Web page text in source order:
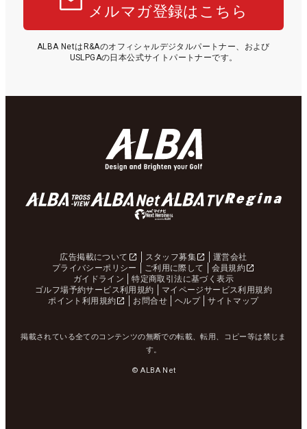
メルマガ登録はこちら
ALBA NetはR&Aのオフィシャルデジタルパートナー、および
USLPGAの日本公式サイトパートナーです。
広告掲載について スタッフ募集
運営会社
プライバシーポリシー
ご利用に際して
会員規約
ガイドライン
特定商取引法に基づく表示
ゴルフ場予約サービス利用規約
マイページサービス利用規約
ポイント利用規約
お問合せ ヘルプ サイトマップ
掲載されている全てのコンテンツの無断での転載、転用、コピー等は禁じま
す。
© ALBA Net